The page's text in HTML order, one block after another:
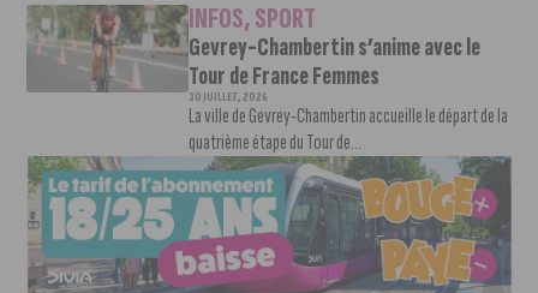
INFOS,SPORT
Gevrey-Chambertin s’anime avec le
Tour de France Femmes
30 JUILLET, 2026
La ville de Gevrey-Chambertin accueille le départ de la
quatrième étape du Tour de...